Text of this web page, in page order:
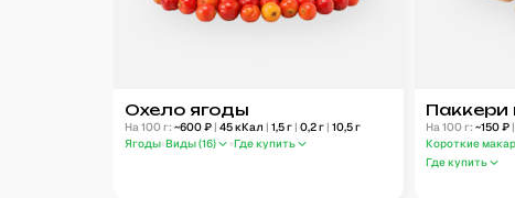
Охело ягоды
На 100 г: ~600₽ | 45кКал | 1,5г | 0,2г | 10,5г
Ягоды Виды (16) Где купить
Паккери
На 100 г: ~150₽ |
Короткие
Где купить